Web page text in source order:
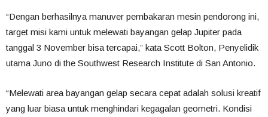
“Dengan berhasilnya manuver pembakaran mesin pendorong ini,
target misi kami untuk melewati bayangan gelap Jupiter pada
tanggal 3 November bisa tercapai,” kata Scott Bolton, Penyelidik
utama Juno di the Southwest Research Institute di San Antonio.
“Melewati area bayangan gelap secara cepat adalah solusi kreatif
yang luar biasa untuk menghindari kegagalan geometri. Kondisi